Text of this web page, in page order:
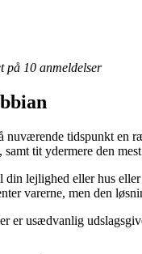
på 10 anmeldelser
tidspunkt en
samt tit ydermere den
din lejlighed eller hus
varerne, men den
er usædvanlig